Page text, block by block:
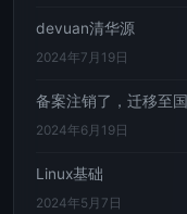
devuan清华源
2024年7月19日
备案注销了，迁移至
2024年6月19日
Linux基础
2024年5月7日